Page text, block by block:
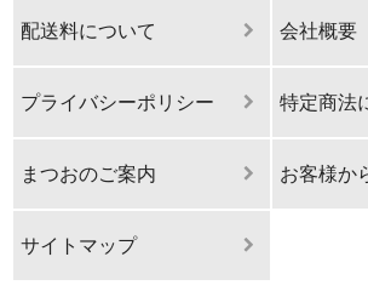
配送料について 会社概要
プライバシーポリシー 特定商法
まつおのご案内 お客様か
サイトマップ